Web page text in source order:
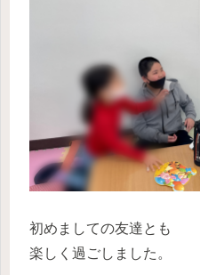
初めましての友達とも
楽しく過ごしました。